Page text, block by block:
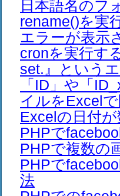
日本語名のフ
rename()を実
エラーが表示
cronを実行す
set.』という
「ID」や「
イルをExcel
Excelの日付
PHPで
PHPで複数の
PHPで
法